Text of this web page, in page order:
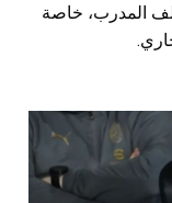
المدرب، خاصة